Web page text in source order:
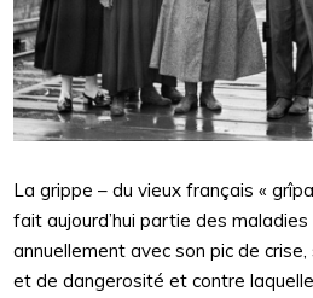
La grippe – du vieux français «
fait aujourd’hui partie des
annuellement avec son pic de
et de dangerosité et contre